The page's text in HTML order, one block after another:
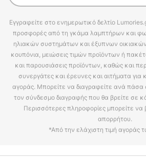
Εγγραφείτε στο ενημερωτικό δελτίο
προσφορές από τη γκάμα λαμπτήρων και
ηλιακών συστημάτων και έξυπνων
κουπόνια, μειώσεις τιμών προϊόντων ή
και παρουσιάσεις προϊόντων, καθώς και
συνεργάτες και έρευνες και αιτήματα για
αγοράς. Μπορείτε να διαγραφείτε ανά πάσα
τον σύνδεσμο διαγραφής που θα βρείτε σε
Περισσότερες πληροφορίες μπορείτε να
απορρήτου.
*Από την ελάχιστη τιμή αγοράς